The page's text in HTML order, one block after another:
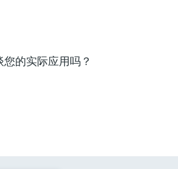
的实际应用吗？